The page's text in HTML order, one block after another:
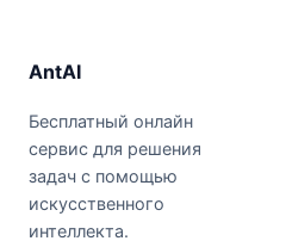
AntAI
Бесплатный онлайн
сервис для решения
задач с помощью
искусственного
интеллекта.